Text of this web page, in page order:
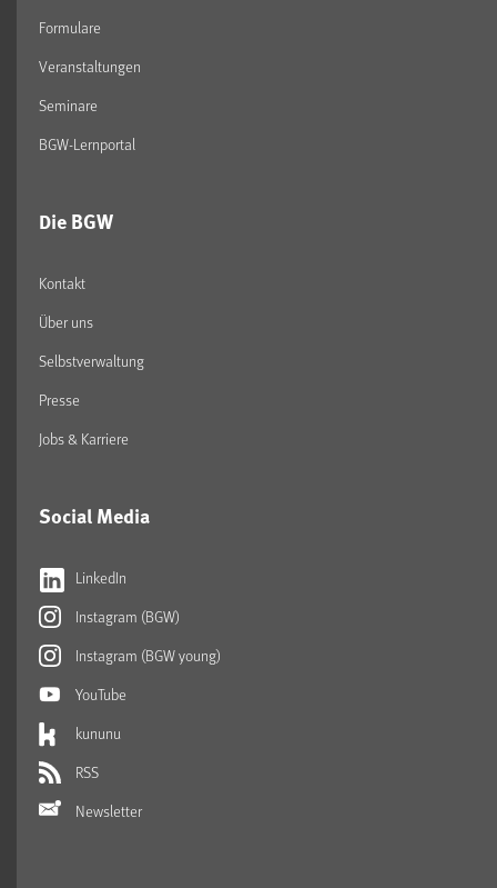
Formulare
Veranstaltungen
Seminare
BGW-Lernportal
Die BGW
Kontakt
Über uns
Selbstverwaltung
Presse
Jobs & Karriere
Social Media
LinkedIn
Instagram (BGW)
Instagram (BGW young)
YouTube
kununu
RSS
Newsletter